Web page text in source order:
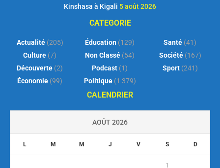
Kinshasa à Kigali 5 août 2026
CATEGORIE
Actualité(205)
Culture (7)
Découverte (2)
Économie (99)
Éducation (129)
Non Classé (54)
Podcast (1)
Politique(1 379)
Santé (41)
Société(167)
Sport(241)
CALENDRIER
AOÛT 2026
L M M J V S D
1